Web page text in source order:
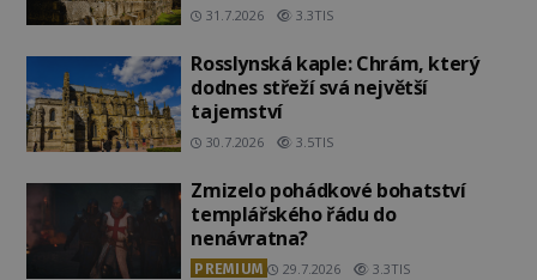
31.7.2026 3.3TIS
Rosslynská kaple: Chrám, který
dodnes střeží svá největší
tajemství
30.7.2026 3.5TIS
Zmizelo pohádkové bohatství
templářského řádu do
nenávratna?
PREMIUM 29.7.2026 3.3TIS